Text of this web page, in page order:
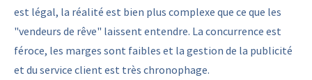
est légal, la réalité est bien plus complexe que ce que les
"vendeurs de rêve" laissent entendre. La concurrence est
féroce, les marges sont faibles et la gestion de la publicité
et du service client est très chronophage.